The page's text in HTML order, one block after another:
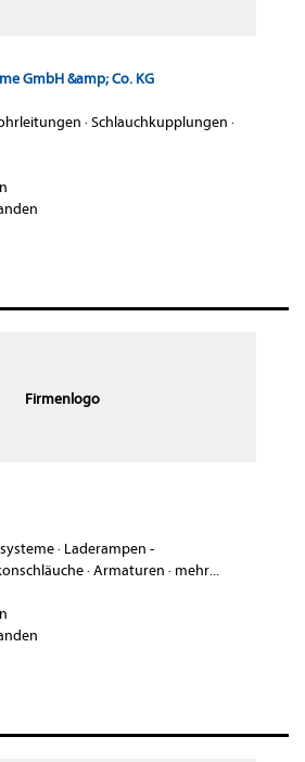
GmbH &amp; Co. KG
·Schlauchkupplungen ·
Firmenlogo
· Laderampen -
·Armaturen · mehr...